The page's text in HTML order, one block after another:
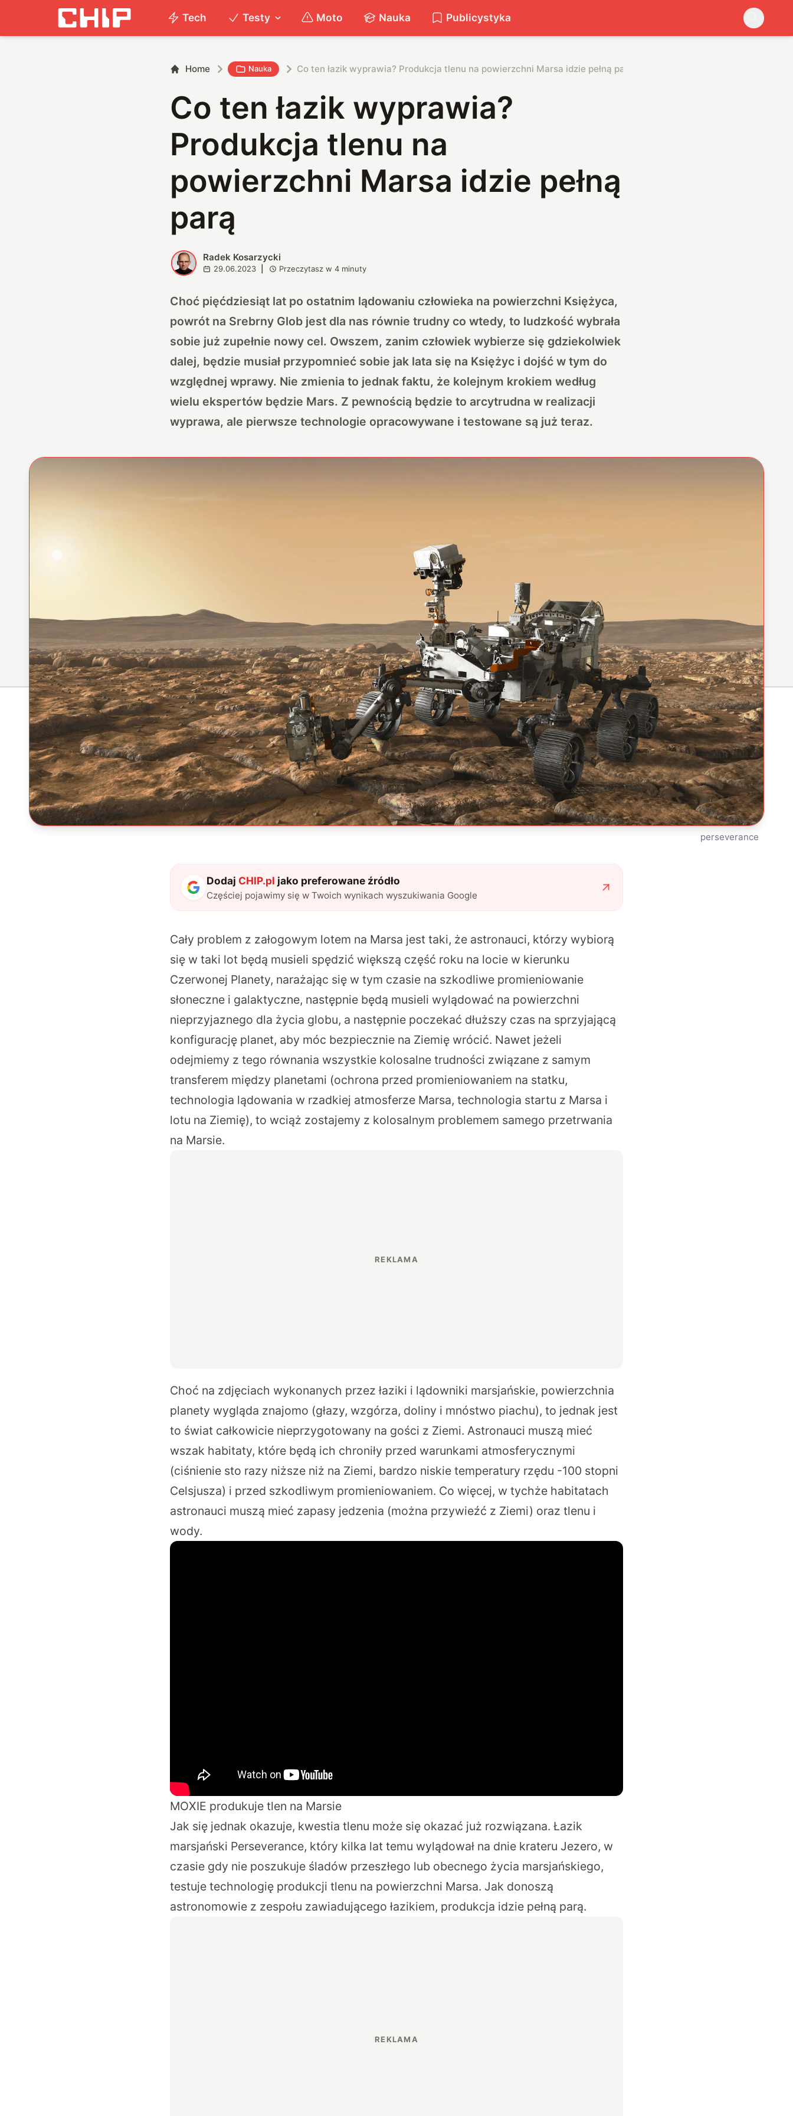
Tech Testy Moto Nauka Publicystyka
Home Nauka Co ten łazik wyprawia? Produkcja tlenu na powierzchni Marsa idzie pełną parą
Co ten łazik wyprawia?
Produkcja tlenu na
powierzchni Marsa idzie pełną
parą
R Radek Kosarzycki
29.06.2023 Przeczytasz w4 minuty
Choć pięćdziesiąt lat po ostatnim lądowaniu człowieka na powierzchni Księżyca,
powrót na Srebrny Glob jest dla nas równie trudny co wtedy, to ludzkość wybrała
sobie już zupełnie nowy cel. Owszem, zanim człowiek wybierze się gdziekolwiek
dalej, będzie musiał przypomnieć sobie jak lata się na Księżyc i dojść w tym do
względnej wprawy. Nie zmienia to jednak faktu, że kolejnym krokiem według
wielu ekspertów będzie Mars. Z pewnością będzie to arcytrudna w realizacji
wyprawa, ale pierwsze technologie opracowywane i testowane są już teraz.
perseverance
Dodaj CHIP.pl jako preferowane źródło
Częściej pojawimy się w Twoich wynikach wyszukiwania Google
Cały problem z załogowym lotem na Marsa jest taki, że astronauci, którzy wybiorą
się w taki lot będą musieli spędzić większą część roku na locie w kierunku
Czerwonej Planety, narażając się w tym czasie na szkodliwe promieniowanie
słoneczne i galaktyczne, następnie będą musieli wylądować na powierzchni
nieprzyjaznego dla życia globu, a następnie poczekać dłuższy czas na sprzyjającą
konfigurację planet, aby móc bezpiecznie na Ziemię wrócić. Nawet jeżeli
odejmiemy z tego równania wszystkie kolosalne trudności związane z samym
transferem między planetami (ochrona przed promieniowaniem na statku,
technologia lądowania w rzadkiej atmosferze Marsa, technologia startu z Marsa i
lotu na Ziemię), to wciąż zostajemy z kolosalnym problemem samego przetrwania
na Marsie.
Choć na zdjęciach wykonanych przez łaziki i lądowniki marsjańskie, powierzchnia
planety wygląda znajomo (głazy, wzgórza, doliny i mnóstwo piachu), to jednak jest
to świat całkowicie nieprzygotowany na gości z Ziemi. Astronauci muszą mieć
wszak habitaty, które będą ich chroniły przed warunkami atmosferycznymi
(ciśnienie sto razy niższe niż na Ziemi, bardzo niskie temperatury rzędu -100 stopni
Celsjusza) i przed szkodliwym promieniowaniem. Co więcej, w tychże habitatach
astronauci muszą mieć zapasy jedzenia (można przywieźć z Ziemi) oraz tlenu i
wody.
MOXIE produkuje tlen na Marsie
Jak się jednak okazuje, kwestia tlenu może się okazać już rozwiązana. Łazik
marsjański Perseverance, który kilka lat temu wylądował na dnie krateru Jezero, w
czasie gdy nie poszukuje śladów przeszłego lub obecnego życia marsjańskiego,
testuje technologię produkcji tlenu na powierzchni Marsa. Jak donoszą
astronomowie z zespołu zawiadującego łazikiem, produkcja idzie pełną parą.